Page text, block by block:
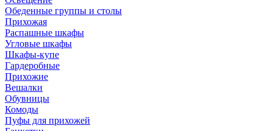
Обеденные группы и столы
Прихожая
Распашные шкафы
Угловые шкафы
Шкафы-купе
Гардеробные
Прихожие
Вешалки
Обувницы
Комоды
Пуфы для прихожей